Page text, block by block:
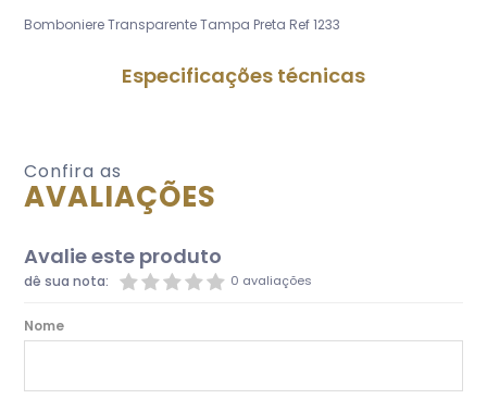
Bomboniere Transparente Tampa Preta Ref 1233
Especificações técnicas
Confira as
AVALIAÇÕES
Avalie este produto
0 avaliações
dê sua nota:
Nome